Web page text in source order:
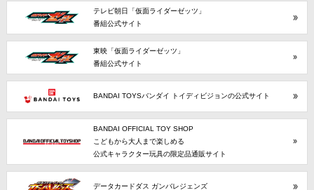
テレビ朝日「仮面ライダーゼッツ」
番組公式サイト
東映「仮面ライダーゼッツ」
番組公式サイト
BANDAI TOYSバンダイ トイディビジョンの公式サイト
BANDAI OFFICIAL TOY SHOP
こどもから大人まで楽しめる
公式キャラクター玩具の限定品通販サイト
データカードダス ガンバレジェンズ